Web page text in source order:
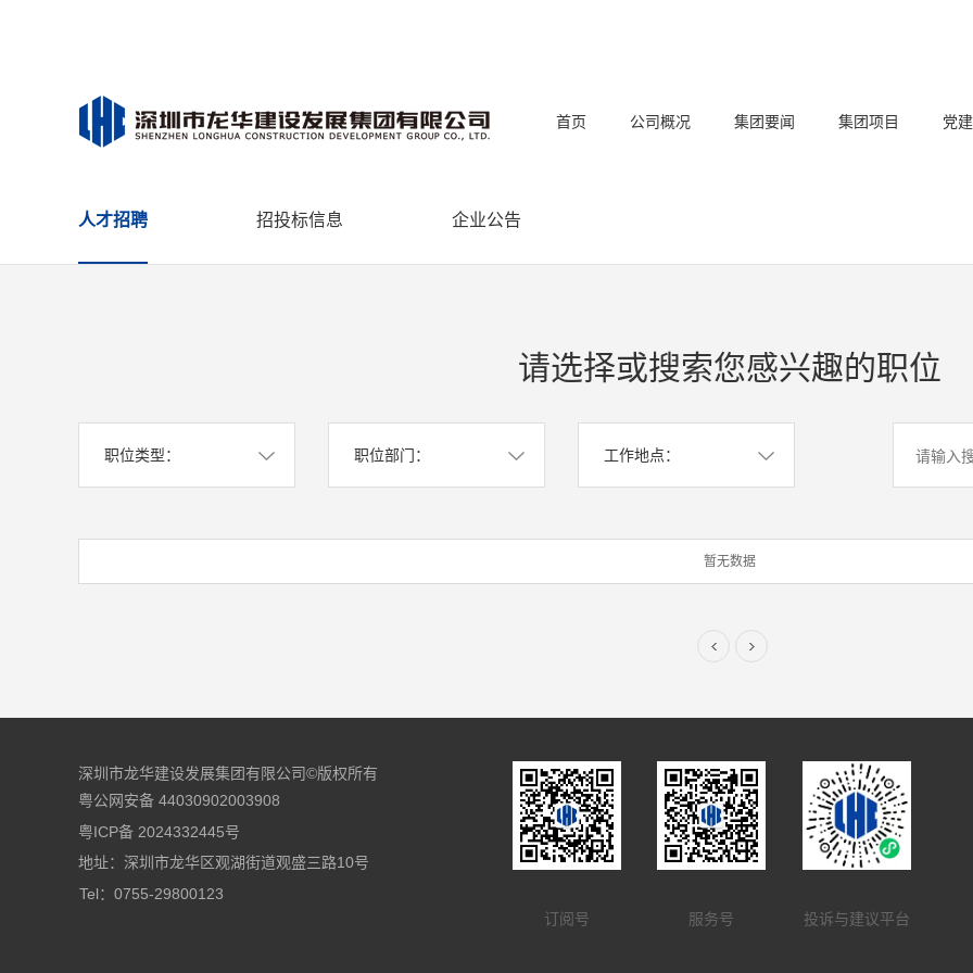
首页 公司概况 集团要闻 集团项目 党
人才招聘 招投标信息 企业公告
请选择或搜索您感兴趣的职位
职位类型： 职位部门： 工作地点：
暂无数据
深圳市龙华建设发展集团有限公司©版权所有
粤公网安备 44030902003908
粤ICP备 2024332445号
地址：深圳市龙华区观湖街道观盛三路10号
Tel：0755-29800123
订阅号
服务号 投诉与建议平台